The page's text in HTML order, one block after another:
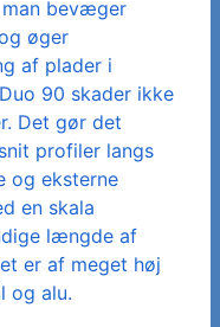
man bevæger
øger
af plader i
90 skader ikke
Det gør det
profiler langs
og eksterne
en skala
længde af
er af meget høj
og alu.